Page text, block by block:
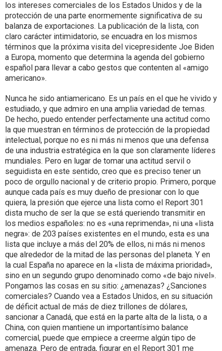
los intereses comerciales de los Estados Unidos y de la
protección de una parte enormemente significativa de su
balanza de exportaciones. La publicación de la lista, con
claro carácter intimidatorio, se encuadra en los mismos
términos que la próxima visita del vicepresidente Joe Biden
a Europa, momento que determina la agenda del gobierno
español para llevar a cabo gestos que contenten al «amigo
americano».
Nunca he sido antiamericano. Es un país en el que he vivido y
estudiado, y que admiro en una amplia variedad de temas.
De hecho, puedo entender perfectamente una actitud como
la que muestran en términos de protección de la propiedad
intelectual, porque no es ni más ni menos que una defensa
de una industria estratégica en la que son claramente líderes
mundiales. Pero en lugar de tomar una actitud servil o
seguidista en este sentido, creo que es preciso tener un
poco de orgullo nacional y de criterio propio. Primero, porque
aunque cada país es muy dueño de presionar con lo que
quiera, la presión que ejerce una lista como el Report 301
dista mucho de ser la que se está queriendo transmitir en
los medios españoles: no es «una reprimenda», ni una «lista
negra»: de 203 países existentes en el mundo, esta es una
lista que incluye a más del 20% de ellos, ni más ni menos
que alrededor de la mitad de las personas del planeta. Y en
la cual España no aparece en la «lista de máxima prioridad»,
sino en un segundo grupo denominado como «de bajo nivel».
Pongamos las cosas en su sitio: ¿amenazas? ¿Sanciones
comerciales? Cuando vea a Estados Unidos, en su situación
de déficit actual de más de diez trillones de dólares,
sancionar a Canadá, que está en la parte alta de la lista, o a
China, con quien mantiene un importantísimo balance
comercial, puede que empiece a creerme algún tipo de
amenaza. Pero de entrada, figurar en el Report 301 me